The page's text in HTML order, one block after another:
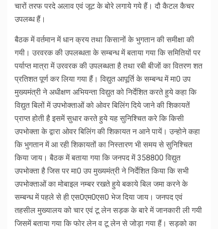
चारों तरफ परदे अलाव एवं जूट के बोरे लगाये गये हैं। दौ कैटल कैचर
उपलब्ध हैं।
बैठक में वर्तमान में धान क्रय तथा किसानों के भुगतान की समीक्षा की
गयी। उरवरक की उपलब्धता के सम्बन्ध में बताया गया कि समितियों पर
पर्याप्त मात्रा में उरवरक की उपलब्धता है तथा रबी बीजों का वितरण शत
प्रतिशत पूर्ण कर लिया गया हैं। विद्युत आपूर्ति के सम्बन्ध में मा0 उप
मुख्यमंत्री ने अधीक्षण अभियन्ता विद्युत को निर्देशित करते हुये कहा कि
विद्युत बिलों में उपभोक्ताओं को ओवर बिलिंग दिये जाने की शिकायतें
प्राप्त होती है इसमें सुधार करते हुये यह सुनिश्चित करे कि किसी
उपभोक्ता के द्वारा ओवर बिलिंग की शिकायत न आने पायें। उन्होने कहा
कि भुगतान में आ रही शिकायतों का निस्तारण भी समय से सुनिश्चित
किया जाय। बैठक में बताया गया कि जनपद में 358800 विद्युत
उपभोक्ता है जिस पर मा0 उप मुख्यमंत्री ने निर्देशित किया कि सभी
उपभोक्ताओं का मोबाइल नम्बर रखते हुये बकाये बिल जमा करने के
सम्बन्ध में पहले से ही एस0एम0एस0 भेज दिया जाय। जनपद एवं
तहसील मुख्यालय को चार एवं टू लेन सड़क के बारे में जानकारी ली गयी
जिसमें बताया गया कि फोर लेन व टू लेन से जोड़ा गया हैं। सड़को का